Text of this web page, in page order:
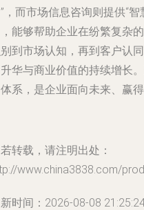
，而市场信息咨询则提供“
能够帮助企业在纷繁复杂
到市场认知，再到客户认
华与商业价值的持续增长
系，是企业面向未来、赢得
转载，请注明出处：
www.china3838.com/
时间：2026-08-08